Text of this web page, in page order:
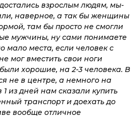
взрослым людям, мы-
наверное, а так бы женщины
там бы просто не смогли
мужчины, ну сами понимаете
мало места, если человек с
мог вместить свои ноги
хорошие, на 2-3 человека. В
не в центре, а немного на
1 из дней нам сказали купить
транспорт и доехать до
вообще отличное